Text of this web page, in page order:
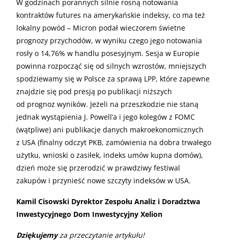
W godzinach porannych silnie rosną notowania
kontraktów futures na amerykańskie indeksy, co ma też
lokalny powód – Micron podał wieczorem świetne
prognozy przychodów, w wyniku czego jego notowania
rosły o 14,76% w handlu posesyjnym. Sesja w Europie
powinna rozpocząć się od silnych wzrostów, mniejszych
spodziewamy się w Polsce za sprawą LPP, które zapewne
znajdzie się pod presją po publikacji niższych
od prognoz wyników. Jeżeli na przeszkodzie nie staną
jednak wystąpienia J. Powell’a i jego kolegów z FOMC
(wątpliwe) ani publikacje danych makroekonomicznych
z USA (finalny odczyt PKB, zamówienia na dobra trwałego
użytku, wnioski o zasiłek, indeks umów kupna domów),
dzień może się przerodzić w prawdziwy festiwal
zakupów i przynieść nowe szczyty indeksów w USA.
Kamil Cisowski Dyrektor Zespołu Analiz i Doradztwa
Inwestycyjnego Dom Inwestycyjny Xelion
Dziękujemyza przeczytanie artykułu!